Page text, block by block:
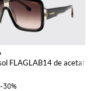
FLAGLAB14 de acetato
-30%